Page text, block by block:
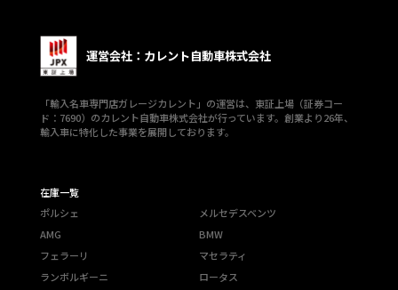
運営会社：カレント自動車株式会社
「輸入名車専門店ガレージカレント」の運営は、東証上場（証券コー
ド：7690）のカレント自動車株式会社が行っています。創業より26年、
輸入車に特化した事業を展開しております。
在庫一覧
ポルシェ
メルセデスベンツ
AMG
BMW
フェラーリ
マセラティ
ランボルギーニ
ロータス